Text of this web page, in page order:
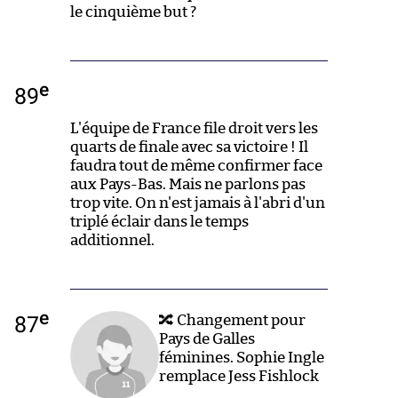
le cinquième but ?
89e
L'équipe de France file droit vers les
quarts de finale avec sa victoire ! Il
faudra tout de même confirmer face
aux Pays-Bas. Mais ne parlons pas
trop vite. On n'est jamais à l'abri d'un
triplé éclair dans le temps
additionnel.
87e
🔀 Changement pour
Pays de Galles
féminines. Sophie Ingle
remplace Jess Fishlock